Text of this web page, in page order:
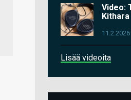
Video:
11.2.2026
Lisää videoita